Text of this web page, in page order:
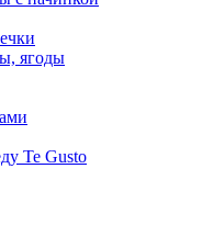
ягоды
Te Gusto